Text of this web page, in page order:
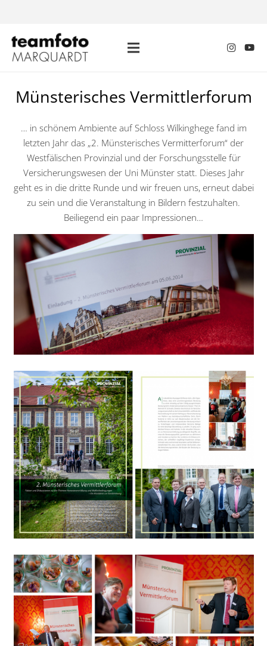
Münsterisches Vermittlerforum
… in schönem Ambiente auf Schloss Wilkinghege fand im
letzten Jahr das „2. Münsterisches Vermitterforum“ der
Westfälischen Provinzial und der Forschungsstelle für
Versicherungswesen der Uni Münster statt. Dieses Jahr
geht es in die dritte Runde und wir freuen uns, erneut dabei
zu sein und die Veranstaltung in Bildern festzuhalten.
Beiliegend ein paar Impressionen…